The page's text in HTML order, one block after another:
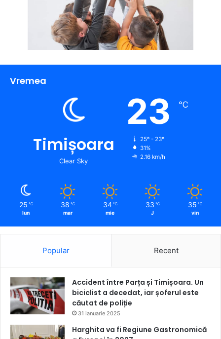
Vremea
Timișoara
Clear Sky
23 ℃
25º - 23º
31%
2.16 km/h
25 ℃
lun
38 ℃
mar
34 ℃
mie
33 ℃
J
35 ℃
vin
Popular Recent
Accident între Parța și Timișoara. Un
biciclist a decedat, iar șoferul este
căutat de poliție
31 ianuarie 2025
Harghita va fi Regiune Gastronomică